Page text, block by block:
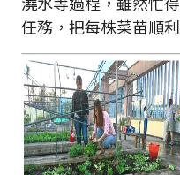
任務，把每株菜苗順